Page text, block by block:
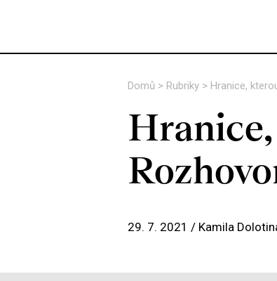
Domů > Rubriky > Hranice,
29. 7. 2021 / Kamila